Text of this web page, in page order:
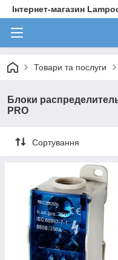
Інтернет-магазин
Товари та послуги
Блоки
PRO
Сортування